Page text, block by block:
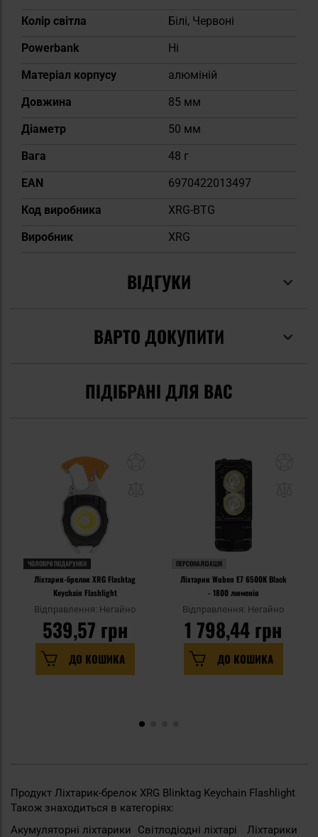
Колір світла
Білі, Червоні
Powerbank
Ні
Матеріал корпусу
алюміній
Довжина
85 мм
Діаметр
50 мм
Вага
48 г
EAN
6970422013497
Код виробника
XRG-BTG
Виробник
XRG
ВІДГУКИ
ВАРТО ДОКУПИТИ
ПІДІБРАНІ ДЛЯ ВАС
ЧОЛОВІЧІ ПОДАРУНКИ
Ліхтарик-брелок XRG Flashtag
Keychain Flashlight
Відправлення: Негайно
539,57 грн
ДО КОШИКА
ПЕРСОНАЛІЗАЦІЯ
Ліхтарик Wuben E7 6500K Black
- 1800 люменів
Відправлення: Негайно
1 798,44 грн
ДО КОШИКА
Продукт Ліхтарик-брелок XRG Blinktag Keychain Flashlight
Також знаходиться в категоріях:
Акумуляторні ліхтарики
Світлодіодні ліхтарі
Ліхтарики